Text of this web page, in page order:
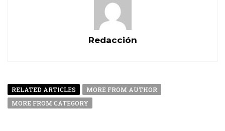
Redacción
RELATED ARTICLES
MORE FROM AUTHOR
MORE FROM CATEGORY